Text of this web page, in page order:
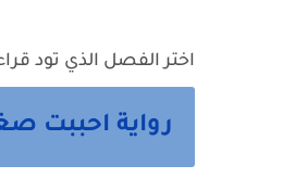
اختر الفصل الذي تود
رواية احببت